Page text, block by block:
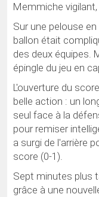
Memmiche
Sur une pelouse
ballon était
des deux équipes.
épingle du jeu en
L'ouverture du
belle action : un
seul face à la
pour remiser
a surgi de l'arrière
score (0-1).
Sept minutes plus
grâce à une